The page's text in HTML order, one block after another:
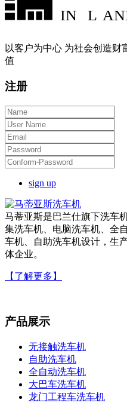
IN L
以客户为中心 为社会创造财
值
注册
sign up
马蒂亚斯是巴兰仕旗下洗车
集洗车机、电脑洗车机、全
车机、自助洗车机设计，生
体企业。
【了解更多】
产品展示
无接触洗车机
自助洗车机
全自动洗车机
大巴车洗车机
龙门工程车洗车机